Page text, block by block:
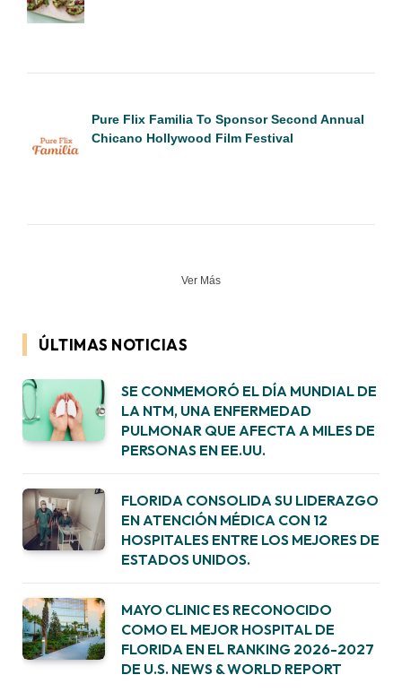
Pure Flix Familia To Sponsor Second Annual
Chicano Hollywood Film Festival
Ver Más
ÚLTIMAS NOTICIAS
SE CONMEMORÓ EL DÍA MUNDIAL DE
LA NTM, UNA ENFERMEDAD
PULMONAR QUE AFECTA A MILES DE
PERSONAS EN EE.UU.
FLORIDA CONSOLIDA SU LIDERAZGO
EN ATENCIÓN MÉDICA CON 12
HOSPITALES ENTRE LOS MEJORES DE
ESTADOS UNIDOS.
MAYO CLINIC ES RECONOCIDO
COMO EL MEJOR HOSPITAL DE
FLORIDA EN EL RANKING 2026-2027
DE U.S. NEWS & WORLD REPORT